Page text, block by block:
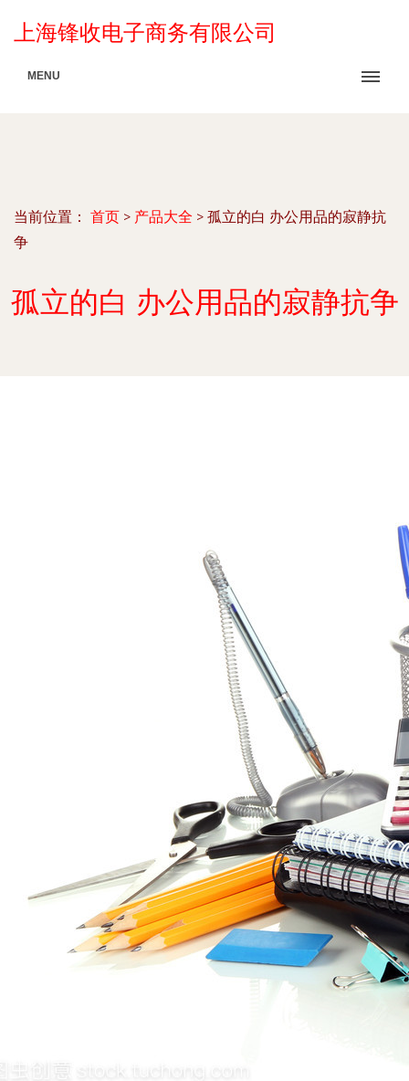
上海锋收电子商务有限公司
MENU
当前位置： 首页 > 产品大全 > 孤立的白 办公用品的寂静抗
争
孤立的白 办公用品的寂静抗争